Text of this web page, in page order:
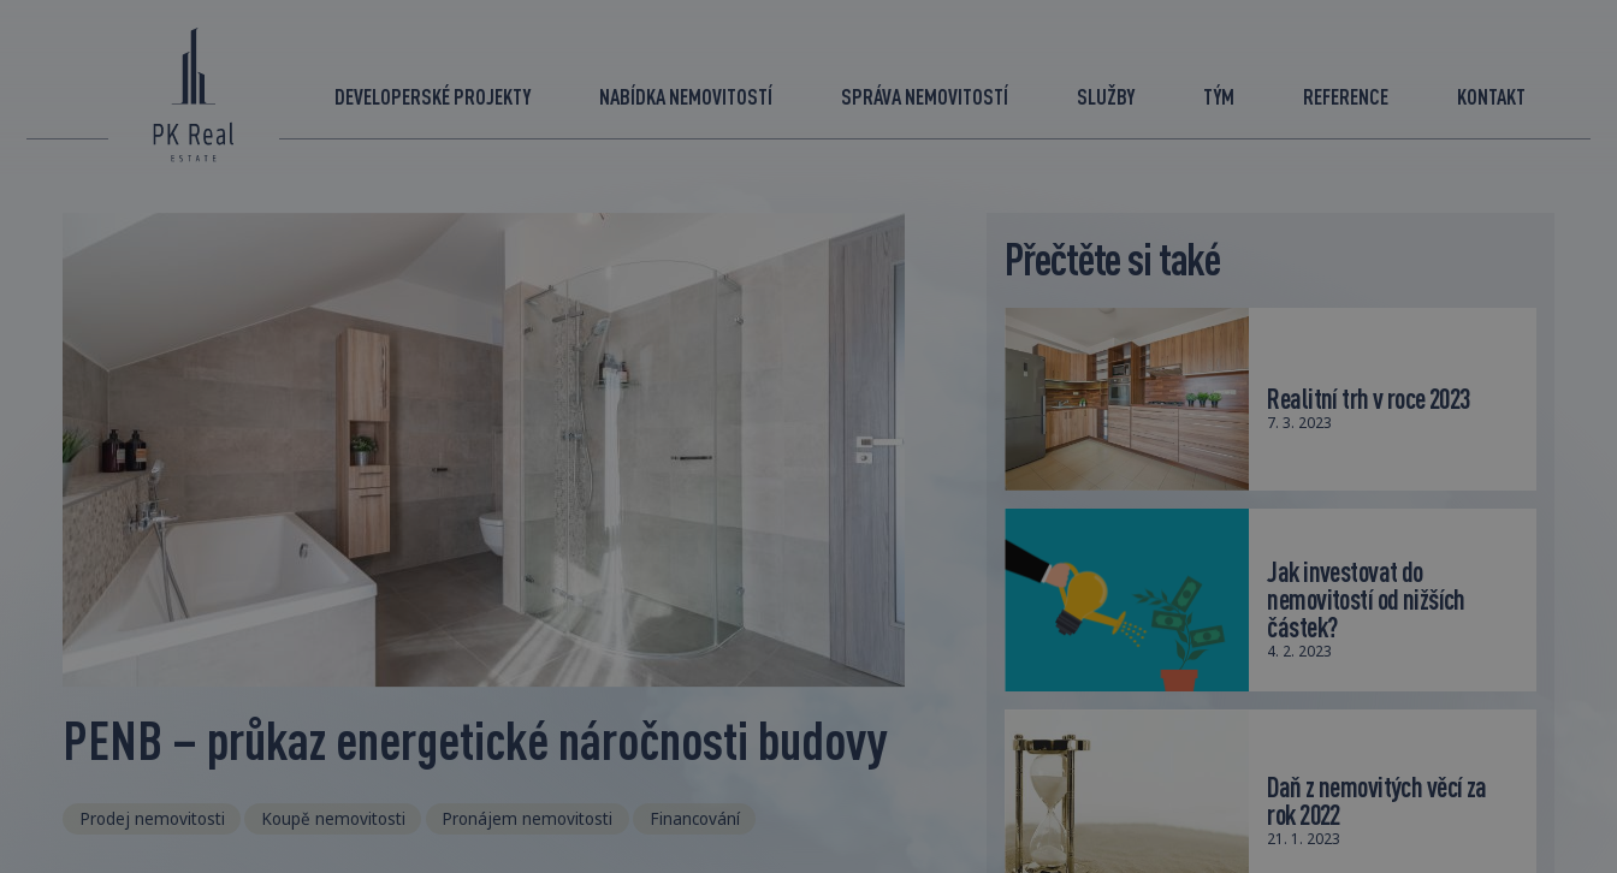
DEVELOPERSKÉ PROJEKTY NABÍDKA NEMOVITOSTÍ SPRÁVA NEMOVITOSTÍ SLUŽBY TÝM REFERENCE KONTAKT
PENB – průkaz energetické náročnosti budovy
Prodej nemovitosti Koupě nemovitosti Pronájem nemovitosti Financování
Přečtěte si také
Realitní trh v roce 2023
7. 3. 2023
Jak investovat do
nemovitostí od nižších
částek?
4. 2. 2023
Daň z nemovitých věcí za
rok 2022
21. 1. 2023